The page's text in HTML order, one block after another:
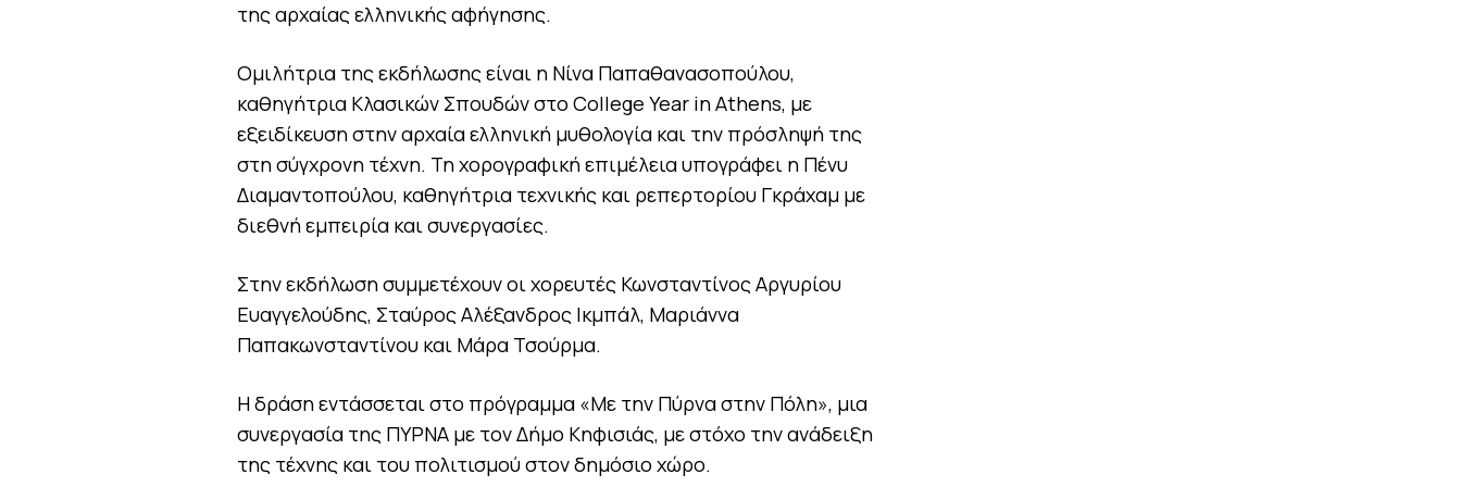
της αρχαίας ελληνικής αφήγησης.
Ομιλήτρια της εκδήλωσης είναι η Νίνα Παπαθανασοπούλου,
καθηγήτρια Κλασικών Σπουδών στο College Year in Athens, με
εξειδίκευση στην αρχαία ελληνική μυθολογία και την πρόσληψή της
στη σύγχρονη τέχνη. Τη χορογραφική επιμέλεια υπογράφει η Πένυ
Διαμαντοπούλου, καθηγήτρια τεχνικής και ρεπερτορίου Γκράχαμ με
διεθνή εμπειρία και συνεργασίες.
Στην εκδήλωση συμμετέχουν οι χορευτές Κωνσταντίνος Αργυρίου
Ευαγγελούδης, Σταύρος Αλέξανδρος Ικμπάλ, Μαριάννα
Παπακωνσταντίνου και Μάρα Τσούρμα.
Η δράση εντάσσεται στο πρόγραμμα «Με την Πύρνα στην Πόλη», μια
συνεργασία της ΠΥΡΝΑ με τον Δήμο Κηφισιάς, με στόχο την ανάδειξη
της τέχνης και του πολιτισμού στον δημόσιο χώρο.